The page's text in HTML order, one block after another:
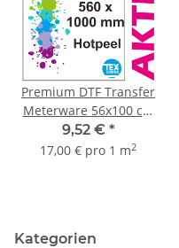
Premium DTF Transfer
Meterware 56x100 cm
Hot Peel | TexCorner
9,52 € *
17,00 € pro 1 m2
Kategorien